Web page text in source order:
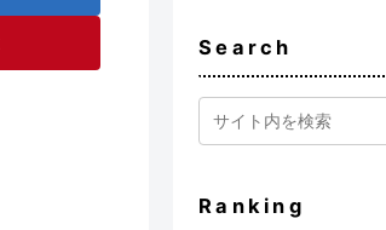
Search
Ranking